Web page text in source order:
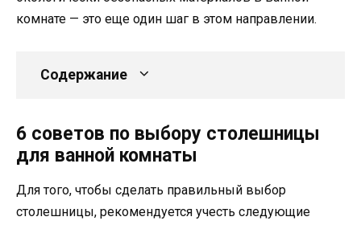
комнате — это еще один шаг в этом направлении.
Содержание
6 советов по выбору столешницы
для ванной комнаты
Для того, чтобы сделать правильный выбор
столешницы, рекомендуется учесть следующие